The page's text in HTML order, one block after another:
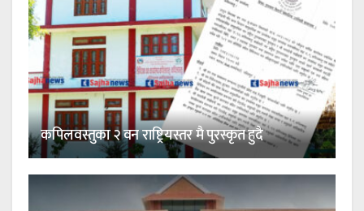
कपिलवस्तुका २ वन राष्ट्रियस्तर मै पुरस्कृत हुदै